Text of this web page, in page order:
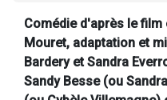
Comédie d'après le film
Mouret, adaptation et
Bardery et Sandra
Sandy Besse (ou